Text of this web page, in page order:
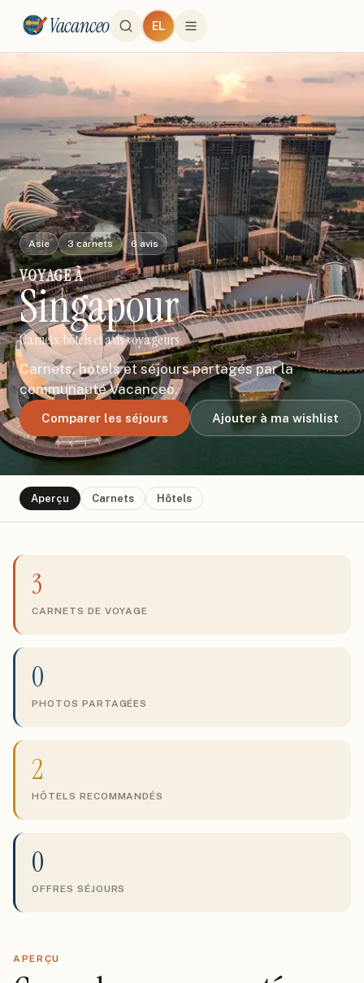
Vacanceo EL
Asie 3 carnets 6 avis
VOYAGEÀ
Singapour
Carnets, hôtels et avis voyageurs
Carnets, hôtels et séjours partagés par la
communauté Vacanceo.
Comparer les séjours Ajouter à ma wishlist
Aperçu Carnets Hôtels
3
CARNETS DE VOYAGE
0
PHOTOS PARTAGÉES
2
HÔTELS RECOMMANDÉS
0
OFFRES SÉJOURS
APERÇU